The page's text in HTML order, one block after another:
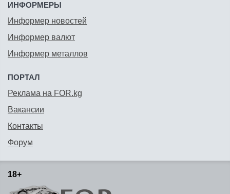
ИНФОРМЕРЫ
Информер новостей
Информер валют
Информер металлов
ПОРТАЛ
Реклама на FOR.kg
Вакансии
Контакты
Форум
18+